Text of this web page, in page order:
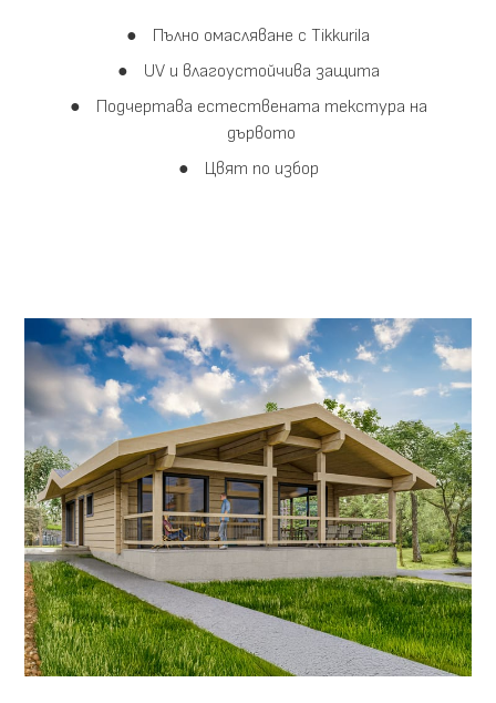
Пълно омасляване с Tikkurila
UV и влагоустойчива защита
Подчертава естествената текстура на
дървото
Цвят по избор